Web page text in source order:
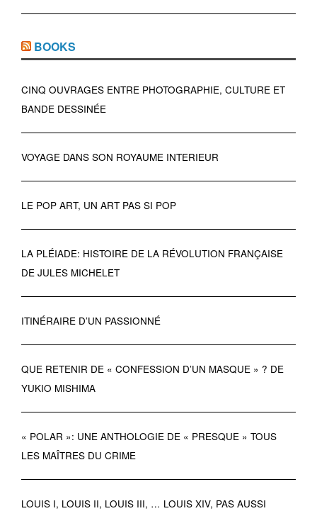
BOOKS
CINQ OUVRAGES ENTRE PHOTOGRAPHIE, CULTURE ET
BANDE DESSINÉE
VOYAGE DANS SON ROYAUME INTERIEUR
LE POP ART, UN ART PAS SI POP
LA PLÉIADE: HISTOIRE DE LA RÉVOLUTION FRANÇAISE
DE JULES MICHELET
ITINÉRAIRE D’UN PASSIONNÉ
QUE RETENIR DE « CONFESSION D’UN MASQUE » ? DE
YUKIO MISHIMA
« POLAR »: UNE ANTHOLOGIE DE « PRESQUE » TOUS
LES MAÎTRES DU CRIME
LOUIS I, LOUIS II, LOUIS III, … LOUIS XIV, PAS AUSSI